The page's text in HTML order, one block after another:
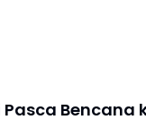
Bencana